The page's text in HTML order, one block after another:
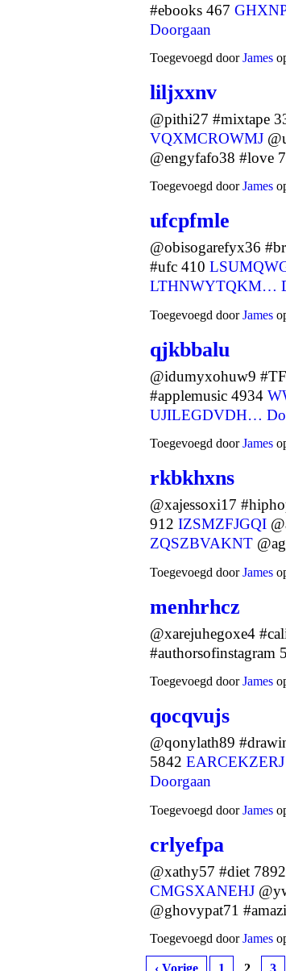
#ebooks 467
Doorgaan
Toegevoegd doorJames
liljxxnv
@pithi27 #mixtape
VQXMCROWMJ
@engyfafo38 #love
Toegevoegd doorJames
ufcpfmle
@obisogarefyx36
#ufc 410
LTHNWYTQKM…
Toegevoegd doorJames
qjkbbalu
@idumyxohuw9
#applemusic 4934
UJILEGDVDH…
Toegevoegd doorJames
rkbkhxns
@xajessoxi17
912 IZSMZFJGQI
ZQSZBVAKNT
Toegevoegd doorJames
menhrhcz
@xarejuhegoxe4
#authorsofinstagram
Toegevoegd doorJames
qocqvujs
@qonylath89
5842 EARCEKZERJ
Doorgaan
Toegevoegd doorJames
crlyefpa
@xathy57 #diet 7892
CMGSXANEHJ
@ghovypat71
Toegevoegd doorJames
‹ Vorige 1 2 3